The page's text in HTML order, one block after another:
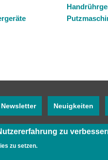
Newsletter Neuigkeiten
zu
zu setzen.